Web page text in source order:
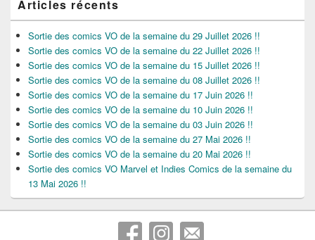
Articles récents
Sortie des comics VO de la semaine du 29 Juillet 2026 !!
Sortie des comics VO de la semaine du 22 Juillet 2026 !!
Sortie des comics VO de la semaine du 15 Juillet 2026 !!
Sortie des comics VO de la semaine du 08 Juillet 2026 !!
Sortie des comics VO de la semaine du 17 Juin 2026 !!
Sortie des comics VO de la semaine du 10 Juin 2026 !!
Sortie des comics VO de la semaine du 03 Juin 2026 !!
Sortie des comics VO de la semaine du 27 Mai 2026 !!
Sortie des comics VO de la semaine du 20 Mai 2026 !!
Sortie des comics VO Marvel et Indies Comics de la semaine du
13 Mai 2026 !!